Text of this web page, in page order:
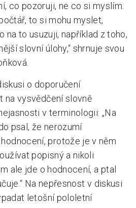
co pozoruji, ne co si myslím.
to si mohu myslet,
na to usuzuji, například z toho,
slovní úlohy,“ shrnuje svou
o doporučení
vysvědčení slovně
v terminologii: „Na
psal, že nerozumí
protože je v něm
popisný a nikoli
ale jde o hodnocení, a ptal
Na nepřesnost v diskusi
letošní pololetní